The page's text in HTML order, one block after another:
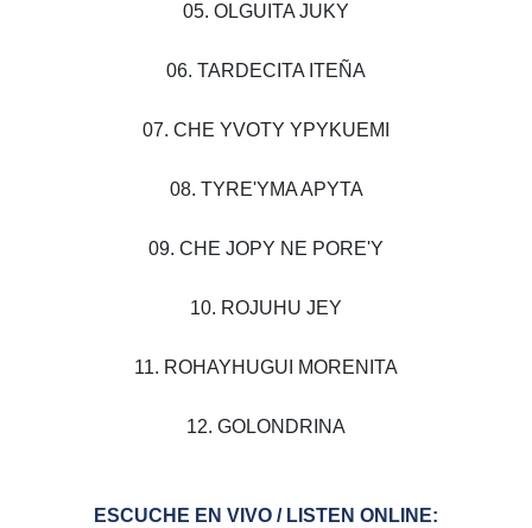
05. OLGUITA JUKY
06. TARDECITA ITEÑA
07. CHE YVOTY YPYKUEMI
08. TYRE'YMA APYTA
09. CHE JOPY NE PORE'Y
10. ROJUHU JEY
11. ROHAYHUGUI MORENITA
12. GOLONDRINA
ESCUCHE EN VIVO / LISTEN ONLINE: